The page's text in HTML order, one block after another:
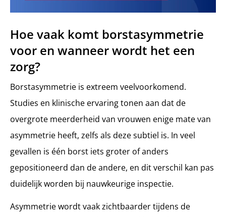
Hoe vaak komt borstasymmetrie
voor en wanneer wordt het een
zorg?
Borstasymmetrie is extreem veelvoorkomend.
Studies en klinische ervaring tonen aan dat de
overgrote meerderheid van vrouwen enige mate van
asymmetrie heeft, zelfs als deze subtiel is. In veel
gevallen is één borst iets groter of anders
gepositioneerd dan de andere, en dit verschil kan pas
duidelijk worden bij nauwkeurige inspectie.
Asymmetrie wordt vaak zichtbaarder tijdens de